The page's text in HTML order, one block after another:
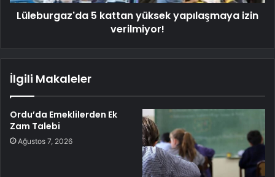
Lüleburgaz'da 5 kattan yüksek yapılaşmaya izin
verilmiyor!
İlgili Makaleler
Ordu’da Emeklilerden Ek
Zam Talebi
Ağustos 7, 2026